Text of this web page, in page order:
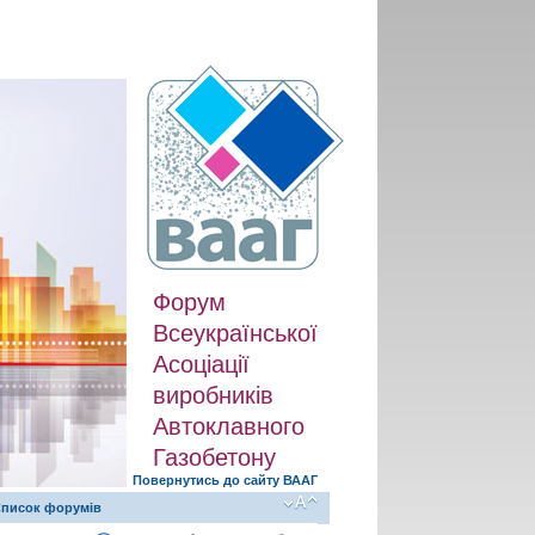
Форум
Всеукраїнської
Асоціації
виробників
Автоклавного
Газобетону
Повернутись до сайту ВААГ
форумів